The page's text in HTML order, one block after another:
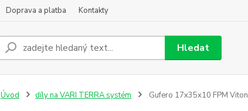
Doprava a platba Kontakty
Hledat
Úvod díly na VARI TERRA systém Gufero 17x35x10 FPM Viton